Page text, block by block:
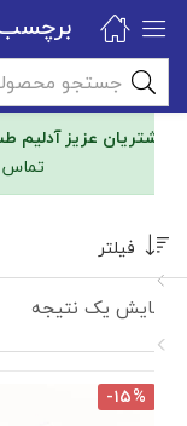
مشتریان عزیز آدلیم طب
تماس
نمایش یک نتیجه
فیلتر
-۱۵%